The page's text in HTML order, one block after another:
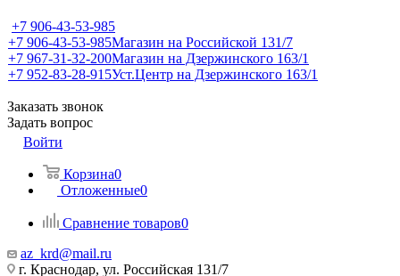
+7 906-43-53-985
+7 906-43-53-985Магазин на Российской 131/7
+7 967-31-32-200Магазин на Дзержинского 163/1
+7 952-83-28-915Уст.Центр на Дзержинского 163/1
Заказать звонок
Задать вопрос
Войти
Корзина0
Отложенные0
Сравнение товаров0
az_krd@mail.ru
г. Краснодар, ул. Российская 131/7